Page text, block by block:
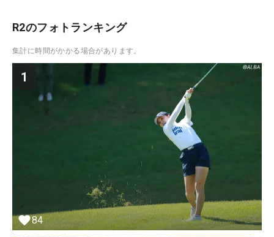
R2のフォトランキング
集計に時間がかかる場合があります。
1
84